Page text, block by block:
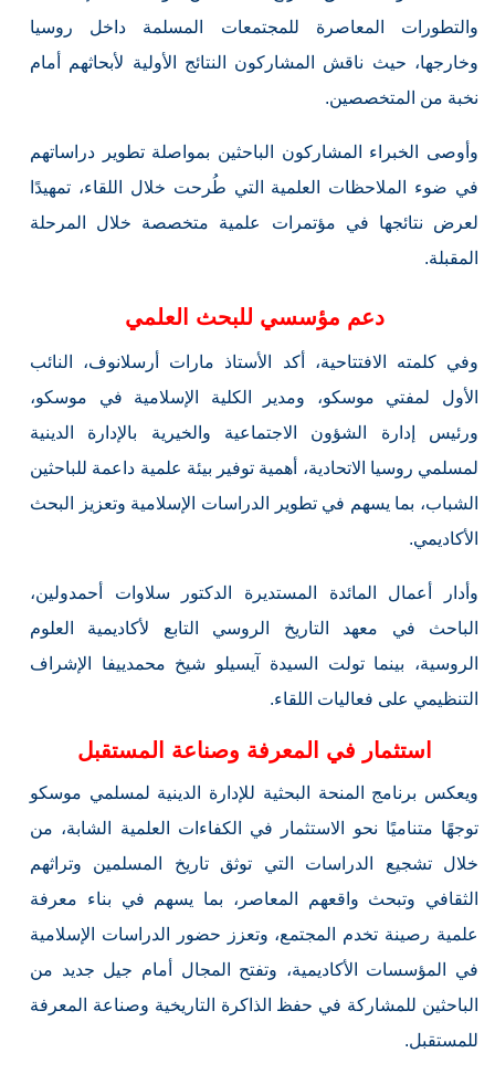
والتطورات المعاصرة للمجتمعات المسلمة داخل روسيا
وخارجها، حيث ناقش المشاركون النتائج الأولية لأبحاثهم أمام
نخبة من المتخصصين.
وأوصى الخبراء المشاركون الباحثين بمواصلة تطوير دراساتهم
في ضوء الملاحظات العلمية التي طُرحت خلال اللقاء، تمهيدًا
لعرض نتائجها في مؤتمرات علمية متخصصة خلال المرحلة
المقبلة.
دعم مؤسسي للبحث العلمي
وفي كلمته الافتتاحية، أكد الأستاذ مارات أرسلانوف، النائب
الأول لمفتي موسكو، ومدير الكلية الإسلامية في موسكو،
ورئيس إدارة الشؤون الاجتماعية والخيرية بالإدارة الدينية
لمسلمي روسيا الاتحادية، أهمية توفير بيئة علمية داعمة للباحثين
الشباب، بما يسهم في تطوير الدراسات الإسلامية وتعزيز البحث
الأكاديمي.
وأدار أعمال المائدة المستديرة الدكتور سلاوات أحمدولين،
الباحث في معهد التاريخ الروسي التابع لأكاديمية العلوم
الروسية، بينما تولت السيدة آيسيلو شيخ محمدييفا الإشراف
التنظيمي على فعاليات اللقاء.
استثمار في المعرفة وصناعة المستقبل
ويعكس برنامج المنحة البحثية للإدارة الدينية لمسلمي موسكو
توجهًا متناميًا نحو الاستثمار في الكفاءات العلمية الشابة، من
خلال تشجيع الدراسات التي توثق تاريخ المسلمين وتراثهم
الثقافي وتبحث واقعهم المعاصر، بما يسهم في بناء معرفة
علمية رصينة تخدم المجتمع، وتعزز حضور الدراسات الإسلامية
في المؤسسات الأكاديمية، وتفتح المجال أمام جيل جديد من
الباحثين للمشاركة في حفظ الذاكرة التاريخية وصناعة المعرفة
للمستقبل.